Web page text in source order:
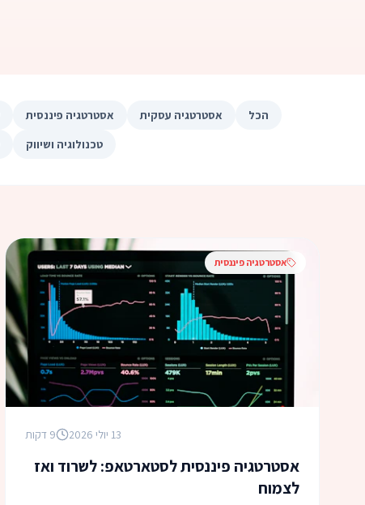
הכל אסטרטגיה עסקית אסטרטגיה פיננסית
טכנולוגיה ושיווק
אסטרטגיה פיננסית
13 יולי 2026 9 דקות
אסטרטגיה פיננסית לסטארטאפ: לשרוד ואז
לצמוח